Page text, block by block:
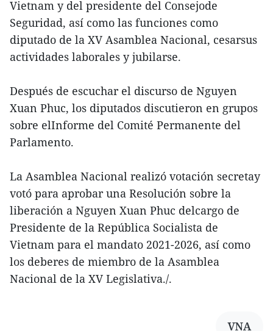
Vietnam y del presidente del Consejode
Seguridad, así como las funciones como
diputado de la XV Asamblea Nacional, cesarsus
actividades laborales y jubilarse.
Después de escuchar el discurso de Nguyen
Xuan Phuc, los diputados discutieron en grupos
sobre elInforme del Comité Permanente del
Parlamento.
La Asamblea Nacional realizó votación secretay
votó para aprobar una Resolución sobre la
liberación a Nguyen Xuan Phuc delcargo de
Presidente de la República Socialista de
Vietnam para el mandato 2021-2026, así como
los deberes de miembro de la Asamblea
Nacional de la XV Legislativa./.
VNA